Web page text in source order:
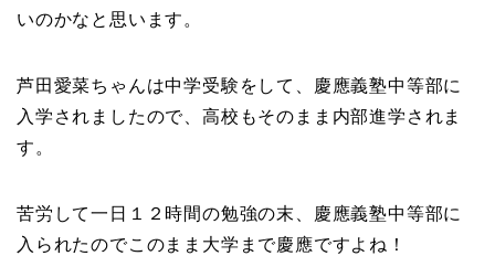
いのかなと思います。
芦田愛菜ちゃんは中学受験をして、慶應義塾中等部に
入学されましたので、高校もそのまま内部進学されま
す。
苦労して一日１２時間の勉強の末、慶應義塾中等部に
入られたのでこのまま大学まで慶應ですよね！